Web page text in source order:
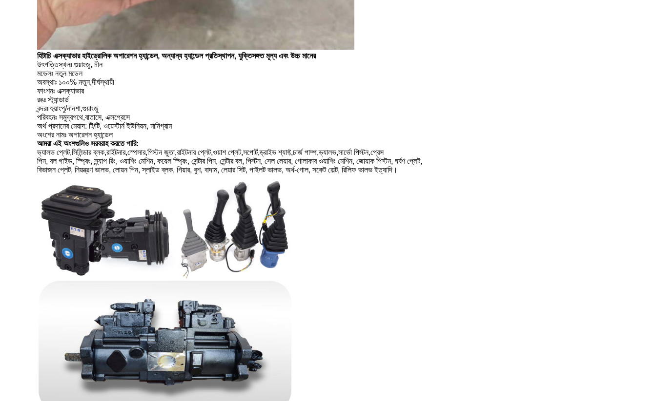
হিটাচি এক্সক্যাভার হাইড্রোলিক অপারেশন হ্যান্ডেল, অন্যান্য হ্যান্ডেল প্রতিস্থাপন, যুক্তিসঙ্গত মূল্য এবং উচ্চ মানের
উৎপত্তিস্থলঃ গুয়াংজু, চীন
মডেলঃ নতুন মডেল
অবস্থাঃ ১০০% নতুন,দীর্ঘস্থায়ী
ফাংশনঃ এক্সক্যাভার
রঙঃ স্ট্যান্ডার্ড
বন্দরঃ হুয়াংপু/নানশা,গুয়াংজু
পরিবহনঃ সমুদ্রপথে,বাতাসে, এক্সপ্রেসে
অর্থ প্রদানের মেয়াদ: টি/টি, ওয়েস্টার্ন ইউনিয়ন, মানিগ্রাম
অংশের নামঃ অপারেশন হ্যান্ডেল
আমরা এই অংশগুলিও সরবরাহ করতে পারি:
ভ্যালভ প্লেট,সিলিন্ডার ব্লক,রাইটনার,স্পেসার,পিস্টন জুতা,রাইটনার প্লেট,ওয়াশ প্লেট,সপোর্ট,ড্রাইভ শ্যাফ্ট,চার্জ পাম্প,ভ্যালভ,সার্ভো পিস্টন,প্রেস
পিন, বল গাইড, স্প্রিং, স্ন্যাপ রিং, ওয়াশিং মেশিন, কয়েল স্প্রিং, সেন্টার পিন, সেন্টার বল, পিস্টন, সেল লেয়ার, গোলাকার ওয়াশিং মেশিন, জোয়াক পিস্টন, ঘর্ষণ প্লেট,
বিভাজন প্লেট, নিয়ন্ত্রণ ভালভ, লোয়ন পিন, স্লাইড ব্লক, গিয়ার, বুশ, বাদাম, লেয়ার সিট, পাইলট ভালভ, অর্ধ-গোল, সকেট বোল্ট, রিলিফ ভালভ ইত্যাদি।